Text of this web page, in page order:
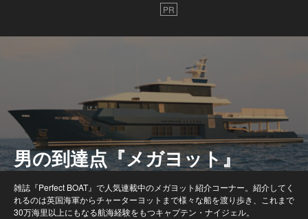
PR
男の到達点『メガヨット』
雑誌『Perfect BOAT』で人気連載中のメガヨット紹介コーナー。紹介してく
れるのは英国海軍からチャーターヨットまで様々な船を渡り歩き、これまで
30万海里以上にもなる航海経験をもつキャプテン・ナイジェル。